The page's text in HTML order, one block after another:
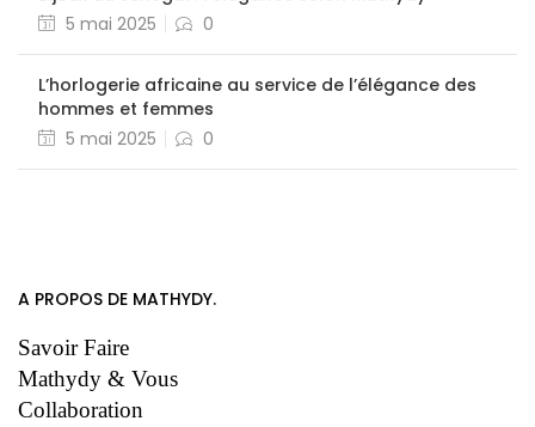
5 mai 2025
0
L’horlogerie africaine au service de l’élégance des
hommes et femmes
5 mai 2025
0
A PROPOS DE MATHYDY.
Savoir Faire
Mathydy & Vous
Collaboration